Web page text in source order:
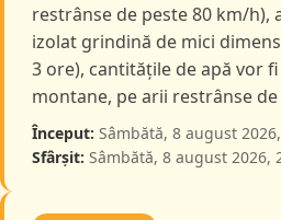
restrânse de peste 80 km/h),
izolat grindină de mici
3 ore), cantitățile de apă vor
montane, pe arii restrânse
Început: Sâmbătă, 8 august
Sfârșit: Sâmbătă, 8 august 2026,